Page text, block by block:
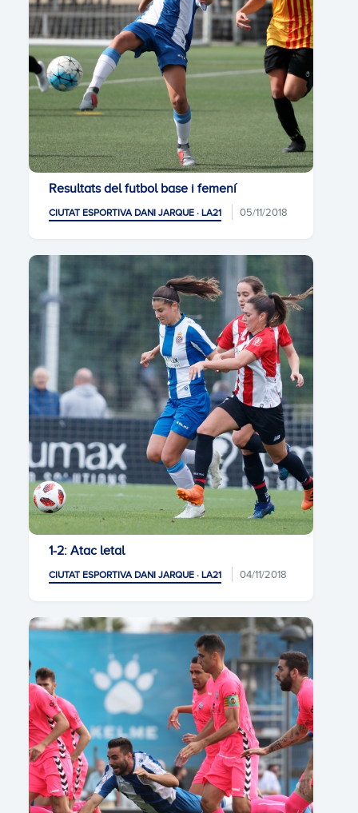
Resultats del futbol base i femení
CIUTAT ESPORTIVA DANI JARQUE · LA21 05/11/2018
1-2: Atac letal
CIUTAT ESPORTIVA DANI JARQUE · LA21 04/11/2018